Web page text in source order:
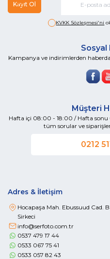
Kayıt Ol
KVKK Sözleşmesi'ni
Sosyal
Kampanya ve indirimlerden
Müşteri
Hafta içi 08:00 - 18:00 / Hafta
tüm sorular ve
0212
Adres & İletişim
Hocapaşa Mah. Ebussuud Cad.
Sirkeci
info@serfoto.com.tr
0537 479 17 44
0533 067 75 41
0533 057 82 43